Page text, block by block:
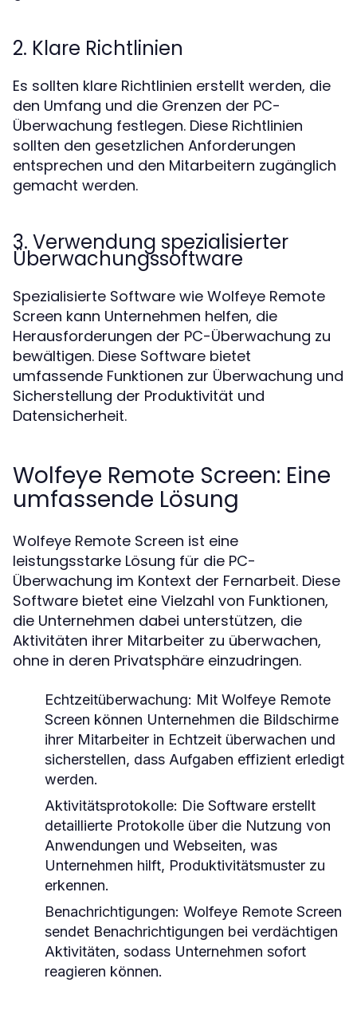
2. Klare Richtlinien
Es sollten klare Richtlinien erstellt werden, die
den Umfang und die Grenzen der PC-
Überwachung festlegen. Diese Richtlinien
sollten den gesetzlichen Anforderungen
entsprechen und den Mitarbeitern zugänglich
gemacht werden.
3. Verwendung spezialisierter
Überwachungssoftware
Spezialisierte Software wie Wolfeye Remote
Screen kann Unternehmen helfen, die
Herausforderungen der PC-Überwachung zu
bewältigen. Diese Software bietet
umfassende Funktionen zur Überwachung und
Sicherstellung der Produktivität und
Datensicherheit.
Wolfeye Remote Screen: Eine
umfassende Lösung
Wolfeye Remote Screen ist eine
leistungsstarke Lösung für die PC-
Überwachung im Kontext der Fernarbeit. Diese
Software bietet eine Vielzahl von Funktionen,
die Unternehmen dabei unterstützen, die
Aktivitäten ihrer Mitarbeiter zu überwachen,
ohne in deren Privatsphäre einzudringen.
Echtzeitüberwachung: Mit Wolfeye Remote
Screen können Unternehmen die Bildschirme
ihrer Mitarbeiter in Echtzeit überwachen und
sicherstellen, dass Aufgaben effizient erledigt
werden.
Aktivitätsprotokolle: Die Software erstellt
detaillierte Protokolle über die Nutzung von
Anwendungen und Webseiten, was
Unternehmen hilft, Produktivitätsmuster zu
erkennen.
Benachrichtigungen: Wolfeye Remote Screen
sendet Benachrichtigungen bei verdächtigen
Aktivitäten, sodass Unternehmen sofort
reagieren können.